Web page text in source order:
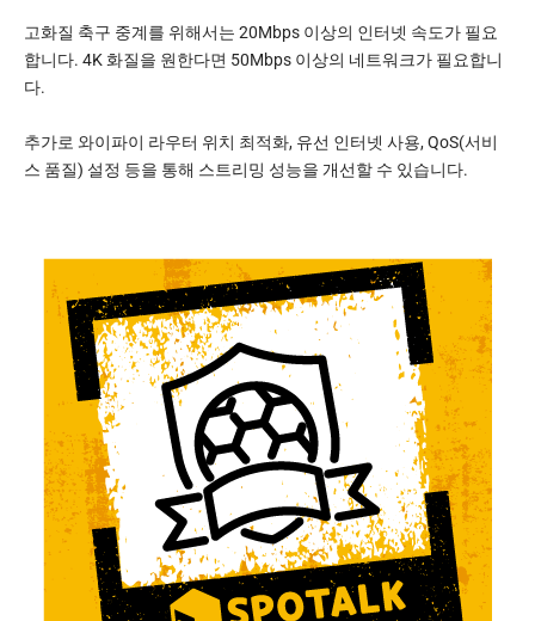
고화질 축구 중계를 위해서는 20Mbps 이상의 인터넷 속도가 필요
합니다. 4K 화질을 원한다면 50Mbps 이상의 네트워크가 필요합니
다.
추가로 와이파이 라우터 위치 최적화, 유선 인터넷 사용, QoS(서비
스 품질) 설정 등을 통해 스트리밍 성능을 개선할 수 있습니다.